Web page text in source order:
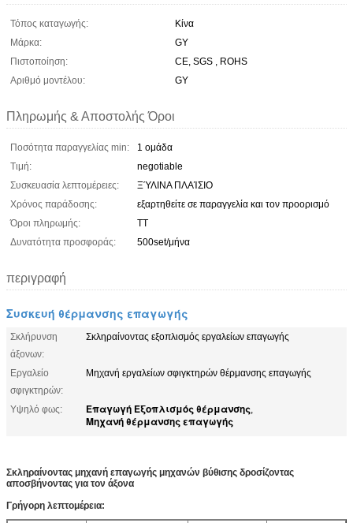
Τόπος καταγωγής:
Κίνα
Μάρκα:
GY
Πιστοποίηση:
CE, SGS , ROHS
Αριθμό μοντέλου:
GY
Πληρωμής & Αποστολής Όροι
Ποσότητα παραγγελίας min:
1 ομάδα
Τιμή:
negotiable
Συσκευασία λεπτομέρειες:
ΞΎΛΙΝΑ ΠΛΑΊΣΙΟ
Χρόνος παράδοσης:
εξαρτηθείτε σε παραγγελία και τον προορισμό
Όροι πληρωμής:
TT
Δυνατότητα προσφοράς:
500set/μήνα
περιγραφή
Συσκευή θέρμανσης επαγωγής
Σκλήρυνση
άξονων:
Σκληραίνοντας εξοπλισμός εργαλείων επαγωγής
Εργαλείο
σφιγκτηρών:
Μηχανή εργαλείων σφιγκτηρών θέρμανσης επαγωγής
Υψηλό φως: Επαγωγή Εξοπλισμός θέρμανσης,
Μηχανή θέρμανσης επαγωγής
Σκληραίνοντας μηχανή επαγωγής μηχανών βύθισης δροσίζοντας
αποσβήνοντας για τον άξονα
Γρήγορη λεπτομέρεια: